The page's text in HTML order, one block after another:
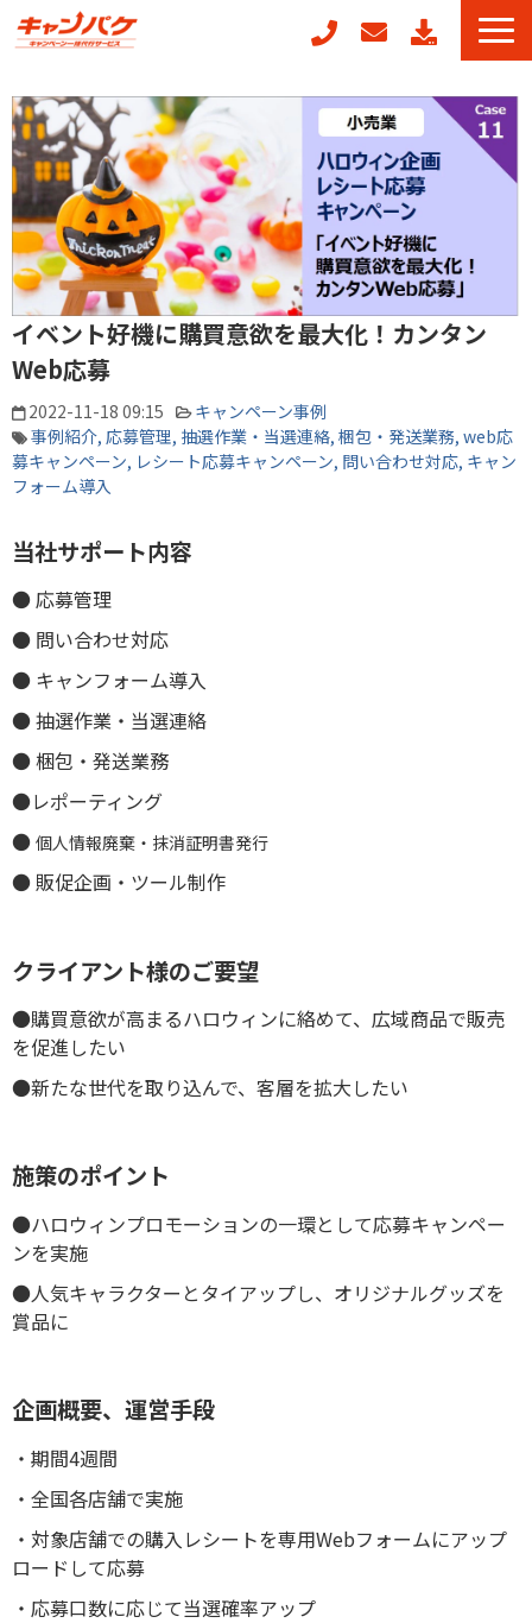
キャンガチャ
販促ノベルティ製作
POSレジ連動キャンペーン
キャンペーン事例
お役立ちコラム
イベント好機に購買意欲を最大化！カンタン
Web応募
2022-11-18 09:15
キャンペーン事例
事例紹介 応募管理 抽選作業・当選連絡 梱包・発送業務 web応
募キャンペーン レシート応募キャンペーン 問い合わせ対応 キャン
フォーム導入
当社サポート内容
● 応募管理
● 問い合わせ対応
● キャンフォーム導入
● 抽選作業・当選連絡
● 梱包・発送業務
●レポーティング
● 個人情報廃棄・抹消証明書発行
● 販促企画・ツール制作
クライアント様のご要望
●購買意欲が高まるハロウィンに絡めて、広域商品で販売
を促進したい
●新たな世代を取り込んで、客層を拡大したい
施策のポイント
●ハロウィンプロモーションの一環として応募キャンペー
ンを実施
●人気キャラクターとタイアップし、オリジナルグッズを
賞品に
企画概要、運営手段
・期間4週間
・全国各店舗で実施
・対象店舗での購入レシートを専用Webフォームにアップ
ロードして応募
・応募口数に応じて当選確率アップ